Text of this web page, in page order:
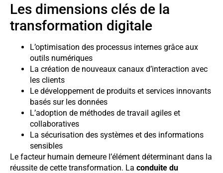
Les dimensions clés de la
transformation digitale
L’optimisation des processus internes grâce aux
outils numériques
La création de nouveaux canaux d’interaction avec
les clients
Le développement de produits et services innovants
basés sur les données
L’adoption de méthodes de travail agiles et
collaboratives
La sécurisation des systèmes et des informations
sensibles
Le facteur humain demeure l’élément déterminant dans la
réussite de cette transformation. La conduite du